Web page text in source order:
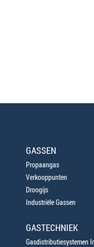
GASSEN
Propaangas
Verkooppunten
Droogijs
Industriële Gassen
GASTECHNIEK
Gasdistributiesystemen